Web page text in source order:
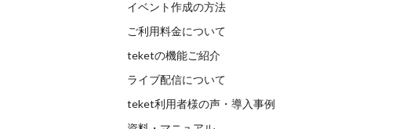
イベント作成の方法
ご利用料金について
teketの機能ご紹介
ライブ配信について
teket利用者様の声・導入事例